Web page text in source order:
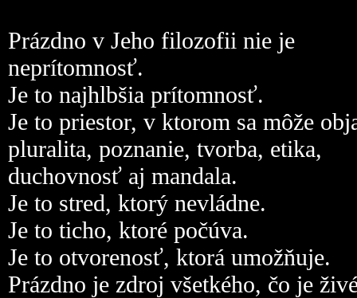
Prázdno v Jeho filozofii nie je
neprítomnosť.
Je to najhlbšia prítomnosť.
Je to priestor, v ktorom sa môže
pluralita, poznanie, tvorba, etika,
duchovnosť aj mandala.
Je to stred, ktorý nevládne.
Je to ticho, ktoré počúva.
Je to otvorenosť, ktorá umožňuje.
Prázdno je zdroj všetkého, čo je